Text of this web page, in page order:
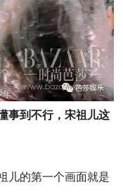
事到不行，宋祖儿这
儿的第一个画面就是